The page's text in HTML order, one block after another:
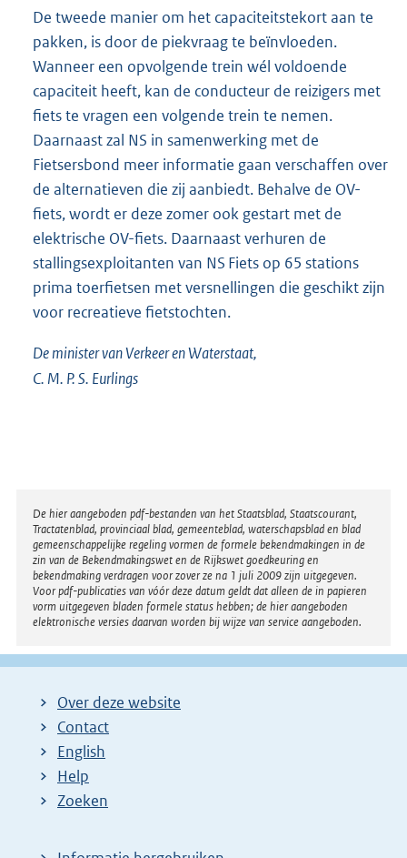
De tweede manier om het capaciteitstekort aan te
pakken, is door de piekvraag te beïnvloeden.
Wanneer een opvolgende trein wél voldoende
capaciteit heeft, kan de conducteur de reizigers met
fiets te vragen een volgende trein te nemen.
Daarnaast zal NS in samenwerking met de
Fietsersbond meer informatie gaan verschaffen over
de alternatieven die zij aanbiedt. Behalve de OV-
fiets, wordt er deze zomer ook gestart met de
elektrische OV-fiets. Daarnaast verhuren de
stallingsexploitanten van NS Fiets op 65 stations
prima toerfietsen met versnellingen die geschikt zijn
voor recreatieve fietstochten.
De minister van Verkeer en Waterstaat,
C. M. P. S. Eurlings
Disclaimer
De hier aangeboden pdf-bestanden van het Staatsblad, Staatscourant,
Tractatenblad, provinciaal blad, gemeenteblad, waterschapsblad en blad
gemeenschappelijke regeling vormen de formele bekendmakingen in de
zin van de Bekendmakingswet en de Rijkswet goedkeuring en
bekendmaking verdragen voor zover ze na 1 juli 2009 zijn uitgegeven.
Voor pdf-publicaties van vóór deze datum geldt dat alleen de in papieren
vorm uitgegeven bladen formele status hebben; de hier aangeboden
elektronische versies daarvan worden bij wijze van service aangeboden.
Over deze website
Contact
English
Help
Zoeken